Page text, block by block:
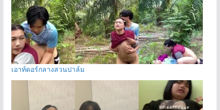
เอาท์ดอร์กลางสวนปาล์ม